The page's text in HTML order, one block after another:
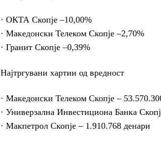
· ОКТА Скопје –10,00%
· Македонски Телеком Скопје –2,70%
· Гранит Скопје –0,39%
Најтргувани хартии од вредност
· Македонски Телеком Скопје –
· Универзална Инвестициона Банка
· Макпетрол Скопје – 1.910.768 денари